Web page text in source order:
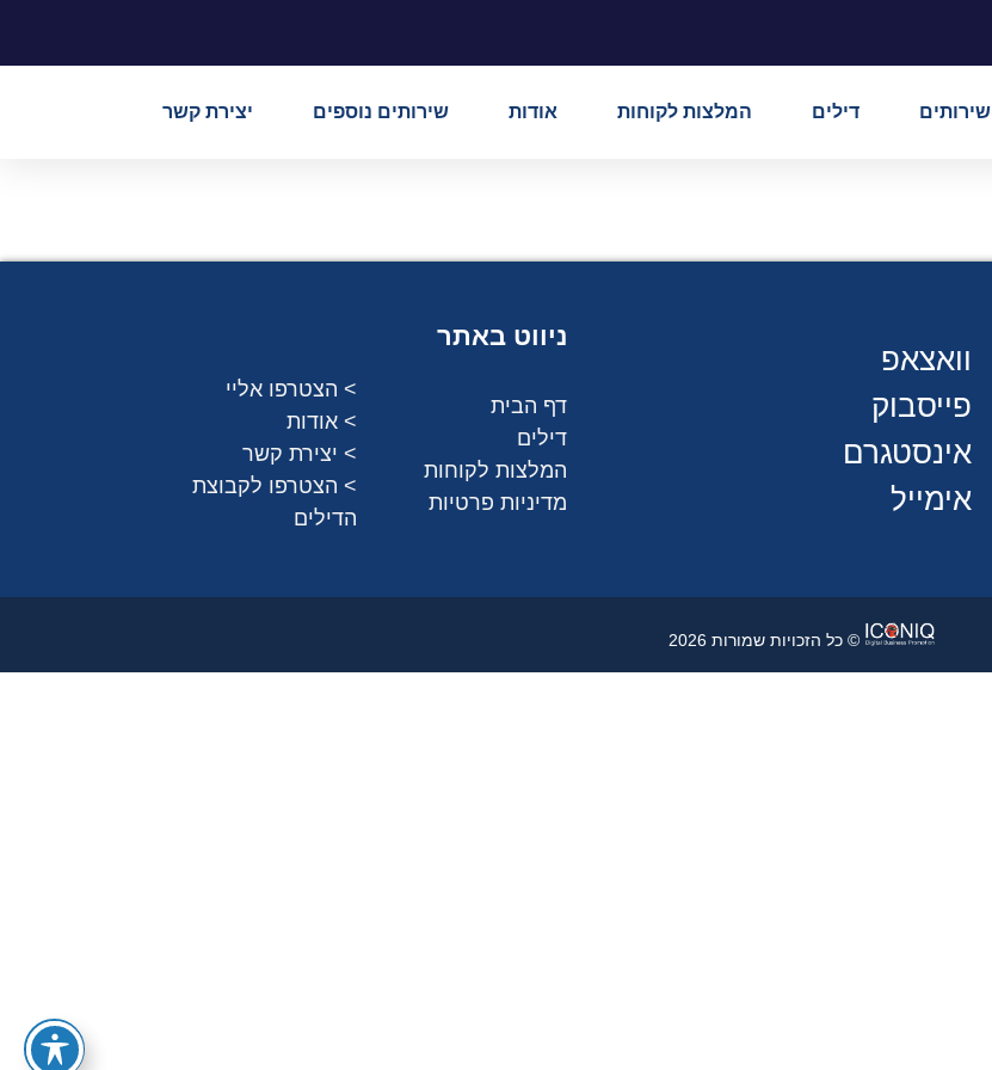
שירותים דילים המלצות לקוחות אודות שירותים נוספים יצירת קשר
וואצאפ
פייסבוק
אינסטגרם
אימייל
ניווט באתר
דף הבית
דילים
המלצות לקוחות
מדיניות פרטיות
> הצטרפו אליי
> אודות
> יצירת קשר
> הצטרפו לקבוצת
הדילים
© כל הזכויות שמורות 2026